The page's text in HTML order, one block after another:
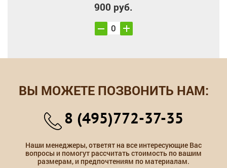
900 руб.
ВЫ МОЖЕТЕ ПОЗВОНИТЬ НАМ:
8 (495)772-37-35
Наши менеджеры, ответят на все интересующие Вас
вопросы и помогут рассчитать стоимость по вашим
размерам, и предпочтениям по материалам.